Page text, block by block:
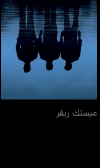
ميستك ريفر
ميستك ريفر